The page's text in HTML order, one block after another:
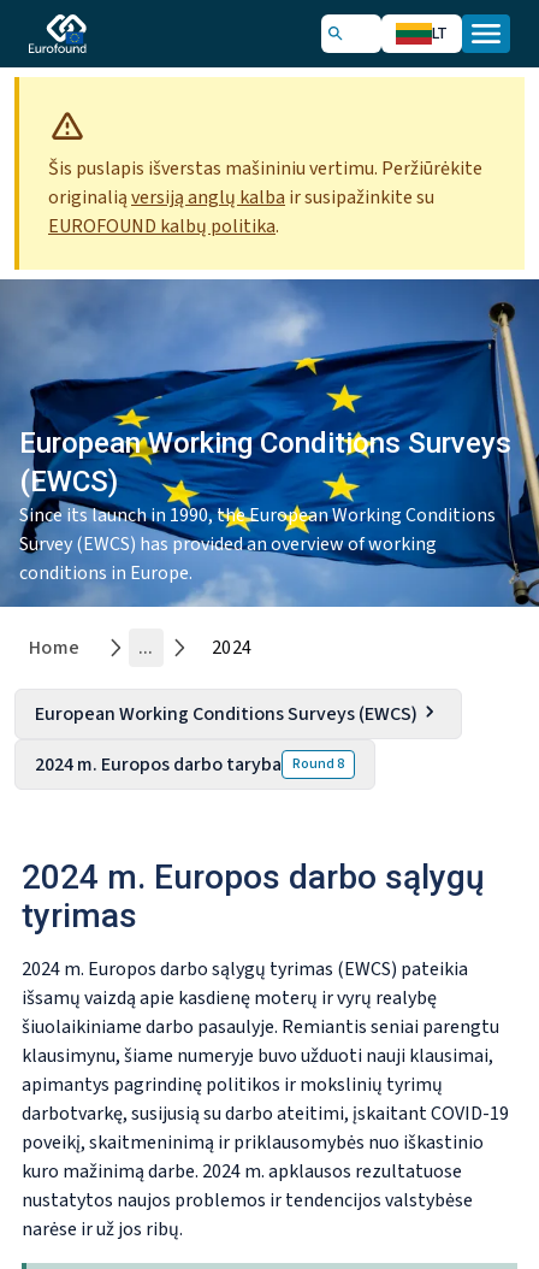
LT
Šis puslapis išverstas mašininiu vertimu. Peržiūrėkite
originaliąversiją anglų kalba ir susipažinkite su
EUROFOUND kalbų politika.
European Working Conditions Surveys
(EWCS)
Since its launch in 1990, the European Working Conditions
Survey (EWCS) has provided an overview of working
conditions in Europe.
Home ... 2024
European Working Conditions Surveys (EWCS)
2024 m. Europos darbo taryba Round8
2024 m. Europos darbo sąlygų
tyrimas
2024 m. Europos darbo sąlygų tyrimas (EWCS) pateikia
išsamų vaizdą apie kasdienę moterų ir vyrų realybę
šiuolaikiniame darbo pasaulyje. Remiantis seniai parengtu
klausimynu, šiame numeryje buvo užduoti nauji klausimai,
apimantys pagrindinę politikos ir mokslinių tyrimų
darbotvarkę, susijusią su darbo ateitimi, įskaitant COVID-19
poveikį, skaitmeninimą ir priklausomybės nuo iškastinio
kuro mažinimą darbe. 2024 m. apklausos rezultatuose
nustatytos naujos problemos ir tendencijos valstybėse
narėse ir už jos ribų.